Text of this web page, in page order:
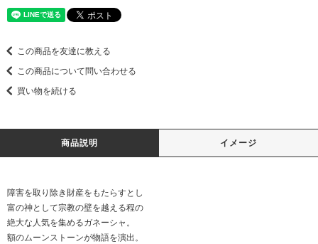
この商品を友達に教える
この商品について問い合わせる
買い物を続ける
商品説明 イメージ
障害を取り除き財産をもたらすとし
富の神として宗教の壁を越える程の
絶大な人気を集めるガネーシャ。
額のムーンストーンが物語を演出。